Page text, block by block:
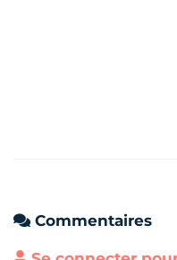
Commentaires